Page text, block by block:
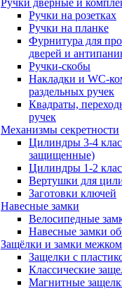
Ручки дверные и
Ручки на розетках
Ручки на планке
Фурнитура для
дверей и
Ручки-скобы
Накладки и WC-
раздельных ручек
Квадраты,
ручек
Механизмы секретности
Цилиндры 3-4
защищенные)
Цилиндры 1-2
Вертушки для
Заготовки ключей
Навесные замки
Велосипедные
Навесные замки
Защёлки и замки
Защелки с
Классические
Магнитные